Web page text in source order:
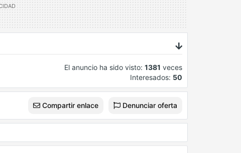
El anuncio ha sido visto: 1381 veces
Interesados: 50
Compartir enlace Denunciar oferta